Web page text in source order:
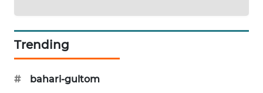
Trending
#
bahari-gultom
WALINKI
ID
ID